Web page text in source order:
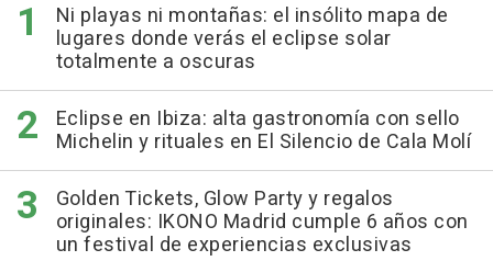
Ni playas ni montañas: el insólito mapa de
lugares donde verás el eclipse solar
totalmente a oscuras
Eclipse en Ibiza: alta gastronomía con sello
Michelin y rituales en El Silencio de Cala Molí
Golden Tickets, Glow Party y regalos
originales: IKONO Madrid cumple 6 años con
un festival de experiencias exclusivas